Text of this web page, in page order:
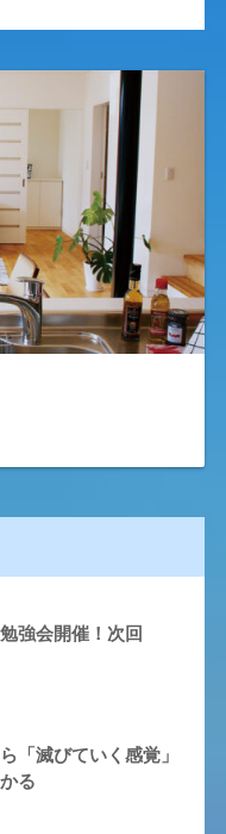
強会開催！次回
「滅びていく感覚」
る